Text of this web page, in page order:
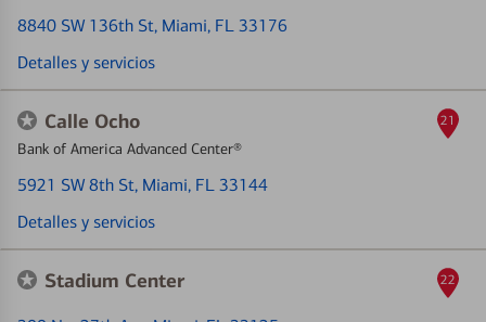
8840 SW 136th St, Miami, FL 33176
Detalles y servicios
Calle Ocho
Bank of America Advanced Center®
5921 SW 8th St, Miami, FL 33144
Detalles y servicios
21
Stadium Center 22